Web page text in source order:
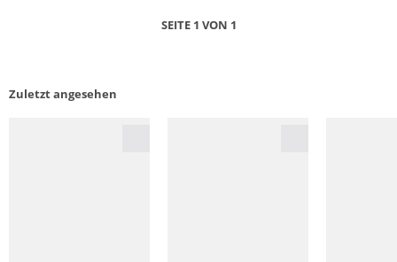
SEITE 1 VON 1
Zuletzt angesehen